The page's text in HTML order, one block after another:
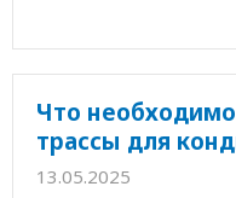
Что
трассы для
13.05.2025